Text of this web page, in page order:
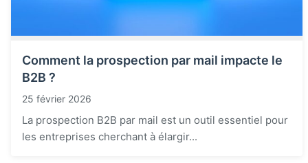
Comment la prospection par mail impacte le
B2B ?
25 février 2026
La prospection B2B par mail est un outil essentiel pour
les entreprises cherchant à élargir...